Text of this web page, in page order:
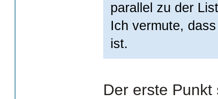
parallel zu der
Ich vermute,
ist.
Der erste Punkt